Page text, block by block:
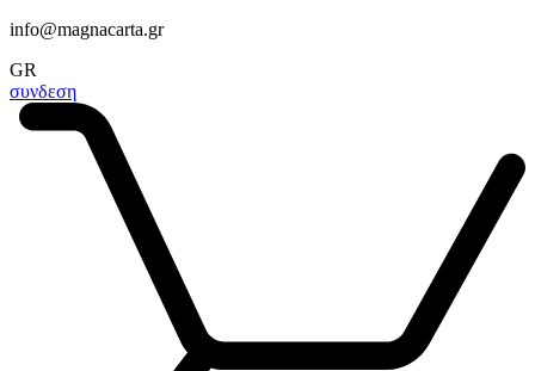
info@magnacarta.gr
GR
συνδεση